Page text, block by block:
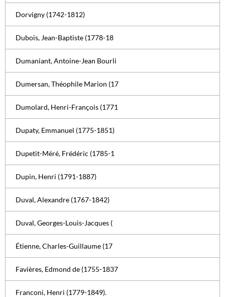
Dorvigny (1742-1812)
Dubois, Jean-Baptiste (1778-18
Dumaniant, Antoine-Jean Bourli
Dumersan, Théophile Marion (17
Dumolard, Henri-François (1771
Dupaty, Emmanuel (1775-1851)
Dupetit-Méré, Frédéric (1785-1
Dupin, Henri (1791-1887)
Duval, Alexandre (1767-1842)
Duval, Georges-Louis-Jacques (
Étienne, Charles-Guillaume (17
Favières, Edmond de (1755-1837
Franconi, Henri (1779-1849).